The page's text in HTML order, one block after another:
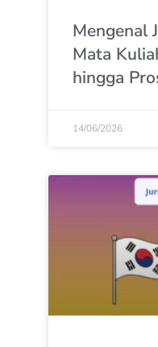
Mengenal
Mata
hingga
14/06/2026